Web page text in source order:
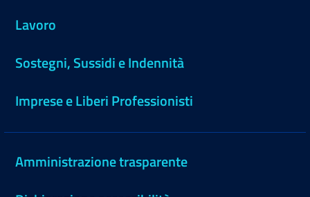
Lavoro
Sostegni, Sussidi e Indennità
Imprese e Liberi Professionisti
Amministrazione trasparente